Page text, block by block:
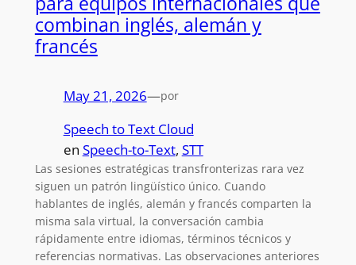
combinan inglés, alemán y
francés
May 21, 2026—por
Speech to Text Cloud
en Speech-to-Text, STT
Las sesiones estratégicas transfronterizas rara vez
siguen un patrón lingüístico único. Cuando
hablantes de inglés, alemán y francés comparten la
misma sala virtual, la conversación cambia
rápidamente entre idiomas, términos técnicos y
referencias normativas. Las observaciones anteriores